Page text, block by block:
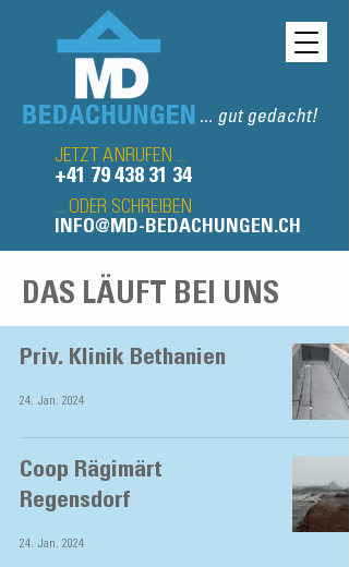
... gut gedacht!
JETZT ANRUFEN ...
+41 79 438 31 34
... ODER SCHREIBEN
INFO@MD-BEDACHUNGEN.CH
DAS LÄUFT BEI UNS
Priv. Klinik Bethanien
24. Jan. 2024
Coop Rägimärt
Regensdorf
24. Jan. 2024